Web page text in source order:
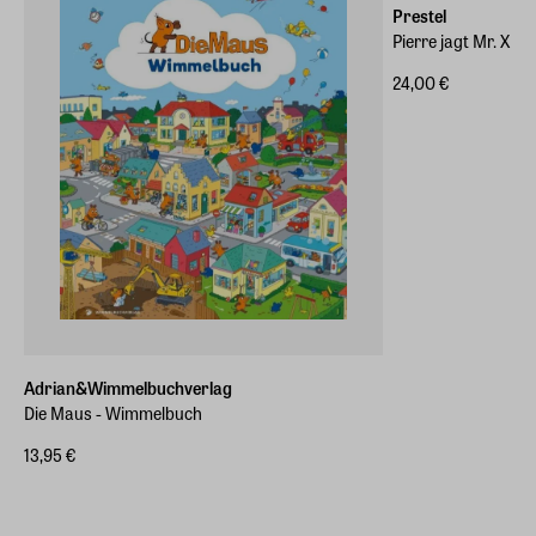
Adrian&Wimmelbuchverlag
Die Maus - Wimmelbuch
13,95 €
Prestel
Pierre jagt Mr. X
24,00 €